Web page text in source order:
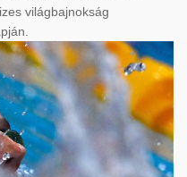
világbajnokság